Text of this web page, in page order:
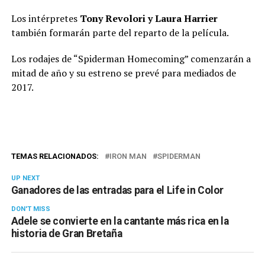
Los intérpretes Tony Revolori y Laura Harrier
también formarán parte del reparto de la película.
Los rodajes de “Spiderman Homecoming” comenzarán a
mitad de año y su estreno se prevé para mediados de
2017.
TEMAS RELACIONADOS: IRON MAN SPIDERMAN
UP NEXT
Ganadores de las entradas para el Life in Color
DON'T MISS
Adele se convierte en la cantante más rica en la
historia de Gran Bretaña